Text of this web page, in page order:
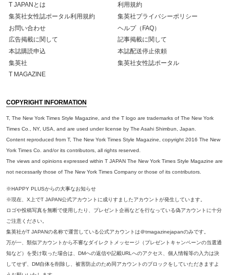
T JAPANとは
利用規約
集英社女性誌ポータル利用規約
集英社プライバシーポリシー
お問い合わせ
ヘルプ（FAQ）
広告掲載に関して
記事掲載に関して
本誌購読申込
本誌配送停止依頼
集英社
集英社女性誌ポータル
T MAGAZINE
COPYRIGHT INFORMATION
T, The New York Times Style Magazine, and the T logo are trademarks of The New York
Times Co., NY, USA, and are used under license by The Asahi Shimbun, Japan.
Content reproduced from T, The New York Times Style Magazine, copyright 2016 The New
York Times Co. and/or its contributors, all rights reserved.
The views and opinions expressed within T JAPAN The New York Times Style Magazine are
not necessarily those of The New York Times Company or those of its contributors.
※HAPPY PLUSからの大事なお知らせ
※現在、X上でT JAPAN公式アカウントに成りすましたアカウントが発生しています。
ロゴや投稿写真を無断で使用したり、プレゼント企画などを行なっている偽アカウントに十分
ご注意ください。
集英社がT JAPANの名称で運営している公式アカウントは＠tmagazinejapanのみです。
万が一、類似アカウントから不審なダイレクトメッセージ（プレゼントキャンペーンの当選通
知など）を受け取った場合は、DMへの返信や記載URLへのアクセス、個人情報等の入力は決
してせず、DM自体を削除し、被害防止のため同アカウントのブロックをしていただきますよ